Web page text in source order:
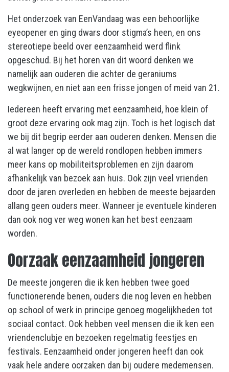
Het onderzoek van EenVandaag was een behoorlijke
eyeopener en ging dwars door stigma’s heen, en ons
stereotiepe beeld over eenzaamheid werd flink
opgeschud. Bij het horen van dit woord denken we
namelijk aan ouderen die achter de geraniums
wegkwijnen, en niet aan een frisse jongen of meid van 21.
Iedereen heeft ervaring met eenzaamheid, hoe klein of
groot deze ervaring ook mag zijn. Toch is het logisch dat
we bij dit begrip eerder aan ouderen denken. Mensen die
al wat langer op de wereld rondlopen hebben immers
meer kans op mobiliteitsproblemen en zijn daarom
afhankelijk van bezoek aan huis. Ook zijn veel vrienden
door de jaren overleden en hebben de meeste bejaarden
allang geen ouders meer. Wanneer je eventuele kinderen
dan ook nog ver weg wonen kan het best eenzaam
worden.
Oorzaak eenzaamheid jongeren
De meeste jongeren die ik ken hebben twee goed
functionerende benen, ouders die nog leven en hebben
op school of werk in principe genoeg mogelijkheden tot
sociaal contact. Ook hebben veel mensen die ik ken een
vriendenclubje en bezoeken regelmatig feestjes en
festivals. Eenzaamheid onder jongeren heeft dan ook
vaak hele andere oorzaken dan bij oudere medemensen.